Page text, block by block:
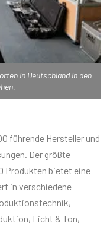
in Deutschland in den
führende Hersteller und
Der größte
Produkten bietet eine
in verschiedene
Licht & Ton,